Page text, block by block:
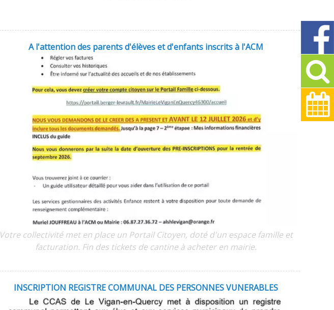
A l'attention des parents d'élèves et d'enfants inscrits à l'ACM
Votre collectivité met en place un Portail Citoyen, doté d'un espace famille et
facturation. Fin des tickets de cantine à acheter en mairie.
INSCRIPTION REGISTRE COMMUNAL DES PERSONNES VUNERABLES